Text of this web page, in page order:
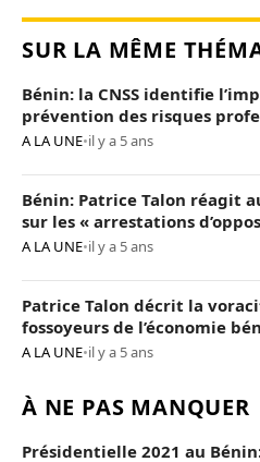
SUR LA MÊME
Bénin: la CNSS identifie
prévention des risques
A LA UNE•il y a 5 ans
Bénin: Patrice Talon réagit
sur les « arrestations
A LA UNE•il y a 5 ans
Patrice Talon décrit la
fossoyeurs de l’économie
A LA UNE•il y a 5 ans
À NE PAS MANQUER
Présidentielle 2021 au